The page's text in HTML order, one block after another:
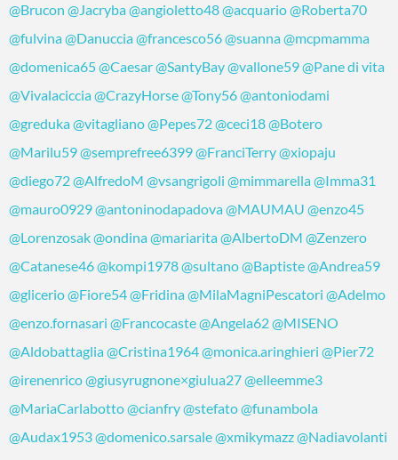
@Brucon @Jacryba@angioletto48@acquario@Roberta70
@fulvina@Danuccia@francesco56@suanna@mcpmamma
@domenica65@Caesar@SantyBay@vallone59@Pane di vita
@Vivalaciccia@CrazyHorse@Tony56@antoniodami
@greduka@vitagliano@Pepes72@ceci18@Botero
@Marilu59@semprefree6399@FranciTerry@xiopaju
@diego72@AlfredoM @vsangrigoli @mimmarella@Imma31
@mauro0929@antoninodapadova@MAUMAU @enzo45
@Lorenzosak@ondina@mariarita@AlbertoDM @Zenzero
@Catanese46@kompi1978@sultano@Baptiste@Andrea59
@glicerio@Fiore54@Fridina@MilaMagniPescatori @Adelmo
@enzo.fornasari @Francocaste@Angela62@MISENO
@Aldobattaglia@Cristina1964@monica.aringhieri @Pier72
@irenenrico@giusyrugnone×giulua27@elleemme3
@MariaCarlabotto@cianfry@stefato@funambola
@Audax1953@domenico.sarsale@xmikymazz@Nadiavolanti